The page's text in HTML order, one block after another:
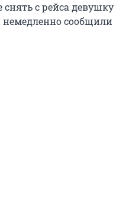
с рейса девушку
немедленно сообщили